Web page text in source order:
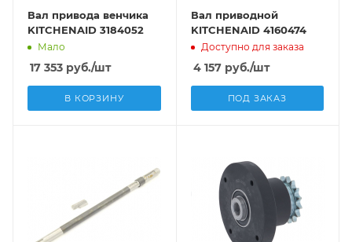
Вал привода венчика
KITCHENAID 3184052
Мало
17 353 руб./шт
В КОРЗИНУ
Вал приводной
KITCHENAID 4160474
Доступно для заказа
4 157руб./шт
ПОД ЗАКАЗ